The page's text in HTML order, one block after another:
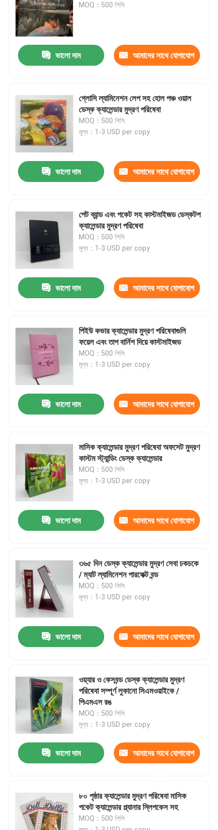
পণ্য
ভিডিও
আমাদের সম্পর্কে
যোগাযোগ করুন
খবর
উদ্ধৃতির জন্য আবেদন
কফি টেবিল বই মুদ্রণ
ট্যারোট কার্ড মুদ্রণ
MOQ：500 পিসি
ভালো দাম আমাদের সাথে যোগাযোগ
গ্লোসি ল্যামিনেশন লেপ সহ হোল পঞ্চ ওয়াল
ডেস্ক ক্যালেন্ডার মুদ্রণ পরিষেবা
MOQ：500 পিসি
মূল্য：1-3 USD per copy
ভালো দাম আমাদের সাথে যোগাযোগ
পেট ব্যান্ড এবং পকেট সহ কাস্টমাইজড ডেস্কটপ
ক্যালেন্ডার মুদ্রণ পরিষেবা
MOQ：500 পিসি
মূল্য：1-3 USD per copy
ভালো দাম আমাদের সাথে যোগাযোগ
পিইউ কভার ক্যালেন্ডার মুদ্রণ পরিষেবাগুলি
ফয়েল এবং তাপ বার্নিশ দিয়ে কাস্টমাইজড
MOQ：500 পিসি
মূল্য：1-3 USD per copy
ভালো দাম আমাদের সাথে যোগাযোগ
মাসিক ক্যালেন্ডার মুদ্রণ পরিষেবা অফসেট মুদ্রণ
কাস্টম স্ট্যান্ডিং ডেস্ক ক্যালেন্ডার
MOQ：500 পিসি
মূল্য：1-3 USD per copy
ভালো দাম আমাদের সাথে যোগাযোগ
৩৬৫ দিন ডেস্ক ক্যালেন্ডার মুদ্রণ সেবা চকচকে
/ ম্যাট ল্যামিনেশন পারফেক্ট বন্ড
MOQ：500 পিসি
মূল্য：1-3 USD per copy
ভালো দাম আমাদের সাথে যোগাযোগ
ওয়্যার ও কেসবন্ড ডেস্ক ক্যালেন্ডার মুদ্রণ
পরিষেবা সম্পূর্ণ লুকানো সিএমওয়াইকে /
পিএমএস রঙ
MOQ：500 পিসি
মূল্য：1-3 USD per copy
ভালো দাম আমাদের সাথে যোগাযোগ
৮০ পৃষ্ঠার ক্যালেন্ডার মুদ্রণ পরিষেবা মাসিক
পকেট ক্যালেন্ডার প্ল্যানার স্লিপকেস সহ
MOQ：500 পিসি